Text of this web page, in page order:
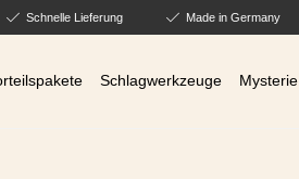
Schnelle Lieferung Made in Germany
Schlagwerkzeuge Mysterie